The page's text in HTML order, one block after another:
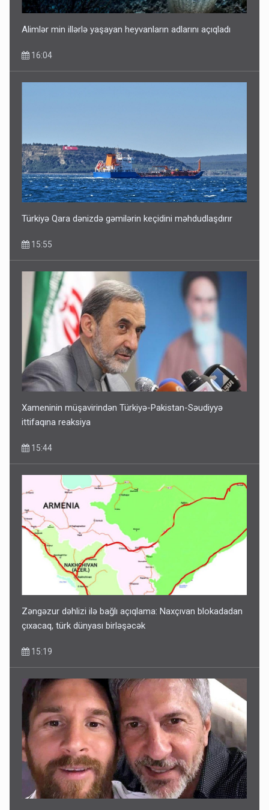
Alimlər min illərlə yaşayan heyvanların adlarını açıqladı
16:04
Türkiyə Qara dənizdə gəmilərin keçidini məhdudlaşdırır
15:55
Xameninin müşavirindən Türkiyə-Pakistan-Səudiyyə
ittifaqına reaksiya
15:44
Zəngəzur dəhlizi ilə bağlı açıqlama: Naxçıvan blokadadan
çıxacaq, türk dünyası birləşəcək
15:19